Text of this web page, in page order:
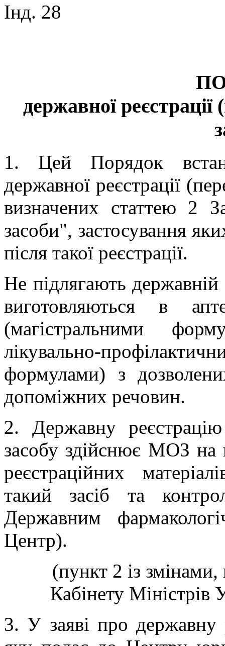
Інд. 28
державної реєстрації
1. Цей Порядок
державної реєстрації
визначених статтею 2
засоби", застосування
після такої реєстрації.
Не підлягають державній
виготовляються в
(магістральними
лікувально-
формулами) з
допоміжних речовин.
2. Державну
засобу здійснює МОЗ на
реєстраційних
такий засіб та
Державним
Центр).
(пункт 2 із
Кабінету
3. У заяві про державну